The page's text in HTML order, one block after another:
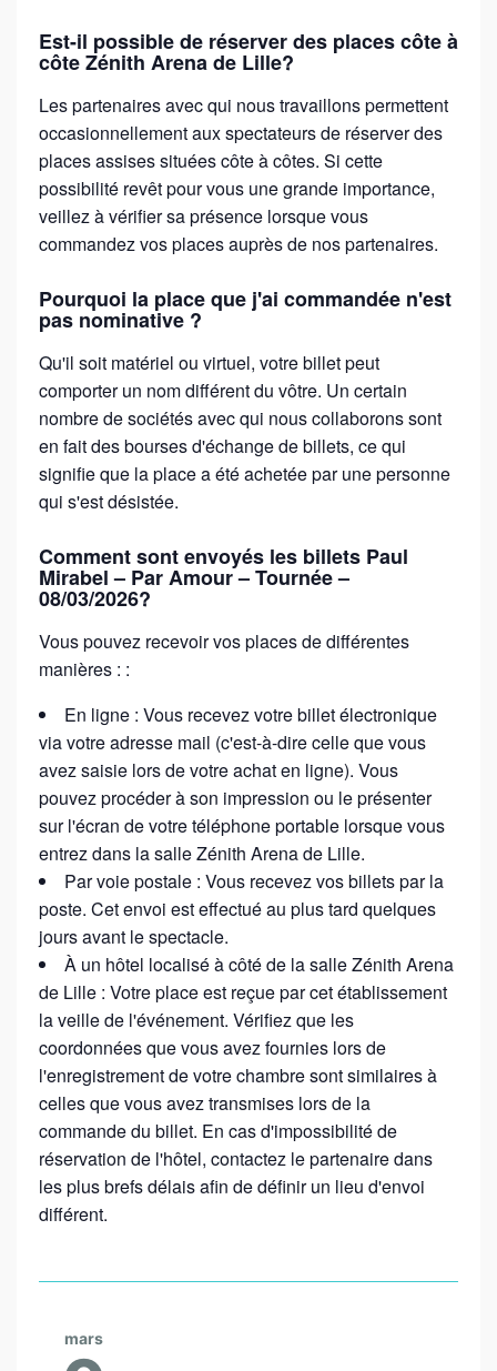
Est-il possible de réserver des places côte à
côte Zénith Arena de Lille?
Les partenaires avec qui nous travaillons permettent
occasionnellement aux spectateurs de réserver des
places assises situées côte à côtes. Si cette
possibilité revêt pour vous une grande importance,
veillez à vérifier sa présence lorsque vous
commandez vos places auprès de nos partenaires.
Pourquoi la place que j'ai commandée n'est
pas nominative ?
Qu'il soit matériel ou virtuel, votre billet peut
comporter un nom différent du vôtre. Un certain
nombre de sociétés avec qui nous collaborons sont
en fait des bourses d'échange de billets, ce qui
signifie que la place a été achetée par une personne
qui s'est désistée.
Comment sont envoyés les billets Paul
Mirabel – Par Amour – Tournée –
08/03/2026?
Vous pouvez recevoir vos places de différentes
manières : :
En ligne : Vous recevez votre billet électronique
via votre adresse mail (c'est-à-dire celle que vous
avez saisie lors de votre achat en ligne). Vous
pouvez procéder à son impression ou le présenter
sur l'écran de votre téléphone portable lorsque vous
entrez dans la salle Zénith Arena de Lille.
Par voie postale : Vous recevez vos billets par la
poste. Cet envoi est effectué au plus tard quelques
jours avant le spectacle.
À un hôtel localisé à côté de la salle Zénith Arena
de Lille : Votre place est reçue par cet établissement
la veille de l'événement. Vérifiez que les
coordonnées que vous avez fournies lors de
l'enregistrement de votre chambre sont similaires à
celles que vous avez transmises lors de la
commande du billet. En cas d'impossibilité de
réservation de l'hôtel, contactez le partenaire dans
les plus brefs délais afin de définir un lieu d'envoi
différent.
mars